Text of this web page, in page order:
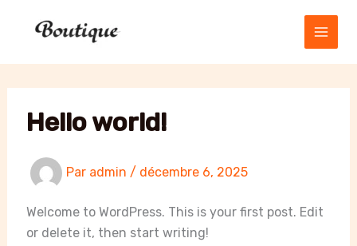
Hello world!
Par admin / décembre 6, 2025
Welcome to WordPress. This is your first post. Edit
or delete it, then start writing!